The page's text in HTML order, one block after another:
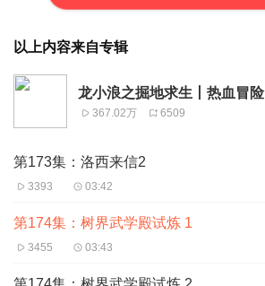
以上内容来自专辑
龙小浪之掘地求生丨热血冒险
367.02万 6509
第173集：洛西来信2
3393 03:42
第174集：树界武学殿试炼 1
3455 03:43